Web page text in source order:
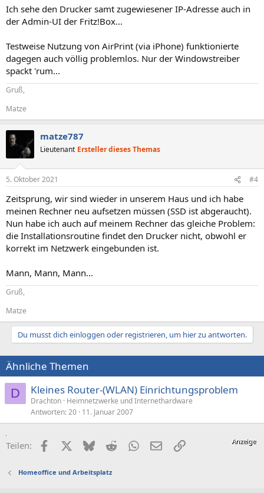
Ich sehe den Drucker samt zugewiesener IP-Adresse auch in
der Admin-UI der Fritz!Box...
Testweise Nutzung von AirPrint (via iPhone) funktionierte
dagegen auch völlig problemlos. Nur der Windowstreiber
spackt 'rum...
Gruß,
Matze
matze787
Lieutenant Ersteller dieses Themas
5. Oktober 2021 #4
Zeitsprung, wir sind wieder in unserem Haus und ich habe
meinen Rechner neu aufsetzen müssen (SSD ist abgeraucht).
Nun habe ich auch auf meinem Rechner das gleiche Problem:
die Installationsroutine findet den Drucker nicht, obwohl er
korrekt im Netzwerk eingebunden ist.
Mann, Mann, Mann...
Gruß,
Matze
Du musst dich einloggen oder registrieren, um hier zu antworten.
Ähnliche Themen
D Kleines Router-(WLAN) Einrichtungsproblem
Drachton Heimnetzwerke und Internethardware
Antworten 20 11. Januar 2007
Teilen: FacebookX (Twitter)
BlueskyRedditWhatsApp
E-MailLink
Homeoffice und Arbeitsplatz